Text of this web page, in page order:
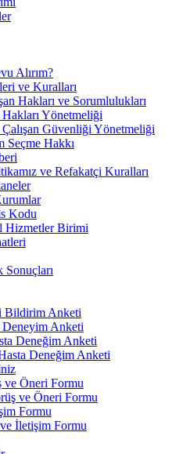
Alırım?
ve Kuralları
Hakları ve Sorumlulukları
Hakları Yönetmeliği
Çalışan Güvenliği Yönetmeliği
Seçme Hakkı
ve Refakatçi Kuralları
Kodu
Hizmetler Birimi
Bildirim Anketi
Deneyim Anketi
Deneğim Anketi
Deneğim Anketi
ve Öneri Formu
ve Öneri Formu
Formu
İletişim Formu